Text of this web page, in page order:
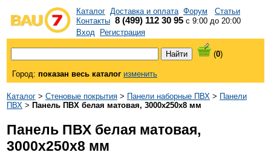
Каталог Доставка и оплата Форум
Статьи
Контакты 8 (499) 112 30 95 с 9:00 до 20:00
Вход
Регистрация
(0)
Город: показан весь каталог изменить
Каталог > Стеновые покрытия > Панели наборные ПВХ > Панели
ПВХ > Панель ПВХ белая матовая, 3000x250x8 мм
Панель ПВХ белая матовая,
3000x250x8 мм